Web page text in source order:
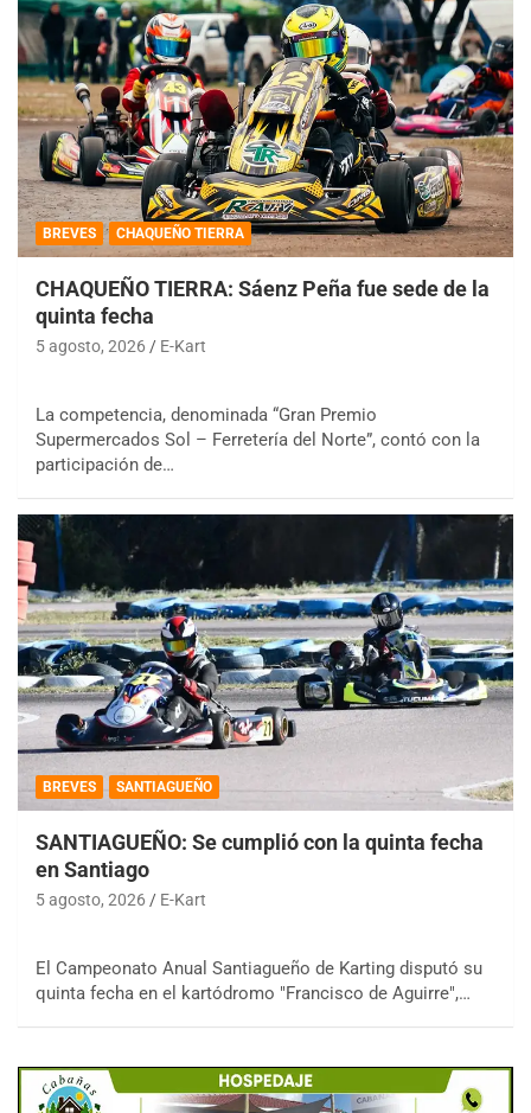
BREVES CHAQUEÑO TIERRA
CHAQUEÑO TIERRA: Sáenz Peña fue sede de la
quinta fecha
5 agosto, 2026 E-Kart
La competencia, denominada “Gran Premio
Supermercados Sol – Ferretería del Norte”, contó con la
participación de…
BREVES SANTIAGUEÑO
SANTIAGUEÑO: Se cumplió con la quinta fecha
en Santiago
5 agosto, 2026 E-Kart
El Campeonato Anual Santiagueño de Karting disputó su
quinta fecha en el kartódromo "Francisco de Aguirre",…